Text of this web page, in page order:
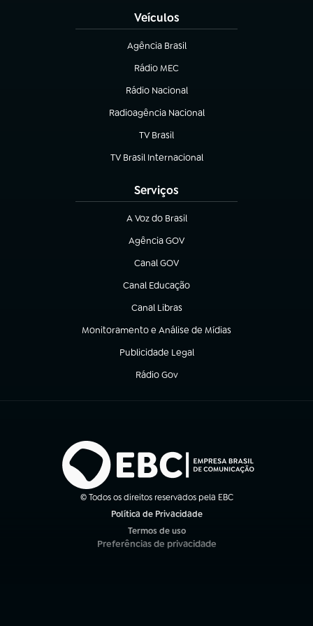
Veículos
Agência Brasil
(abre em nova aba)
Rádio MEC
(abre em nova aba)
Rádio Nacional
Radioagência Nacional
(abre em nova aba)
TV Brasil
(abre em nova aba)
TV Brasil Internacional
(abre em nova aba)
Serviços
A Voz do Brasil
(abre em nova aba)
Agência GOV
(abre em nova aba)
Canal GOV
(abre em nova aba)
Canal Educação
(abre em nova aba)
Canal Libras
(abre em nova aba)
Monitoramento e Análise de Mídias
(abre em nova aba)
Publicidade Legal
(abre em nova aba)
Rádio Gov
(abre em nova aba)
© Todos os direitos reservados pela EBC
Política de Privacidade
Termos de uso
(abre em nova aba)
Preferências de privacidade